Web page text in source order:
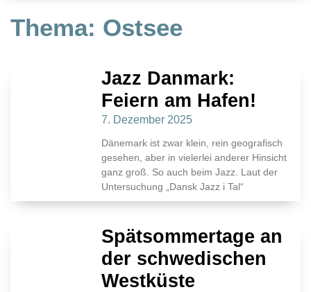
Thema: Ostsee
Jazz Danmark:
Feiern am Hafen!
7. Dezember 2025
Dänemark ist zwar klein, rein geografisch
gesehen, aber in vielerlei anderer Hinsicht
ganz groß. So auch beim Jazz. Laut der
Untersuchung „Dansk Jazz i Tal“
Spätsommertage an
der schwedischen
Westküste